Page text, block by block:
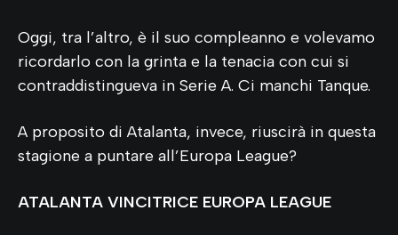
Oggi, tra l’altro, è il suo compleanno e volevamo
ricordarlo con la grinta e la tenacia con cui si
contraddistingueva in Serie A. Ci manchi Tanque.
A proposito di Atalanta, invece, riuscirà in questa
stagione a puntare all’Europa League?
ATALANTA VINCITRICE EUROPA LEAGUE